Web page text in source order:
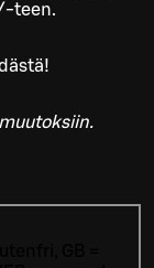
teen.